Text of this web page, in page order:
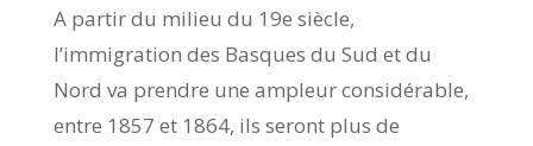
A partir du milieu du 19e siècle,
l’immigration des Basques du Sud et du
Nord va prendre une ampleur considérable,
entre 1857 et 1864, ils seront plus de